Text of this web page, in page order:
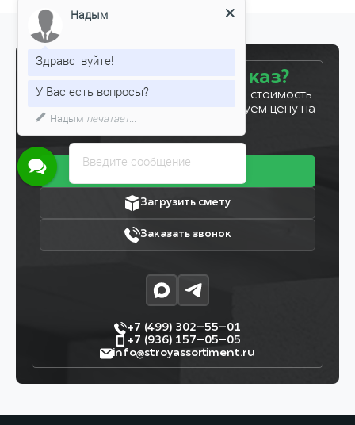
Готовы сделать заказ?
Оставьте заявку, и мы рассчитаем стоимость
вашего заказа за 5 минут. Фиксируем цену на
Загрузить смету
Заказать звонок
+7 (499) 302–55–01
+7 (936) 157–05–05
info@stroyassortiment.ru
Введите сообщение
Надым
Здравствуйте!
У Вас есть вопросы?
Надым печатает...